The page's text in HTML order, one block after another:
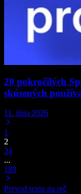
20 pokročilých
skúsených
11. júna 2026
1
2
34
...
189
Prevod textu na reč